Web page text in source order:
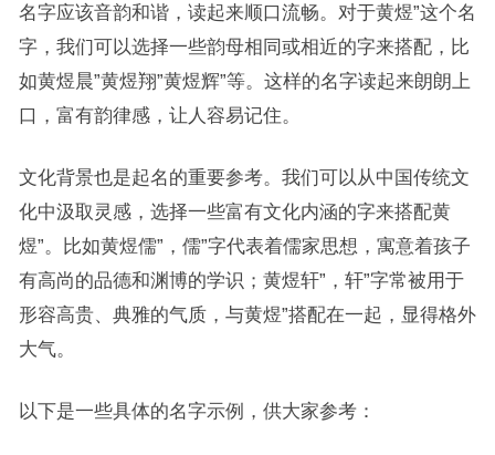
名字应该音韵和谐，读起来顺口流畅。对于黄煜”这个名
字，我们可以选择一些韵母相同或相近的字来搭配，比
如黄煜晨”黄煜翔”黄煜辉”等。这样的名字读起来朗朗上
口，富有韵律感，让人容易记住。
文化背景也是起名的重要参考。我们可以从中国传统文
化中汲取灵感，选择一些富有文化内涵的字来搭配黄
煜”。比如黄煜儒”，儒”字代表着儒家思想，寓意着孩子
有高尚的品德和渊博的学识；黄煜轩”，轩”字常被用于
形容高贵、典雅的气质，与黄煜”搭配在一起，显得格外
大气。
以下是一些具体的名字示例，供大家参考：